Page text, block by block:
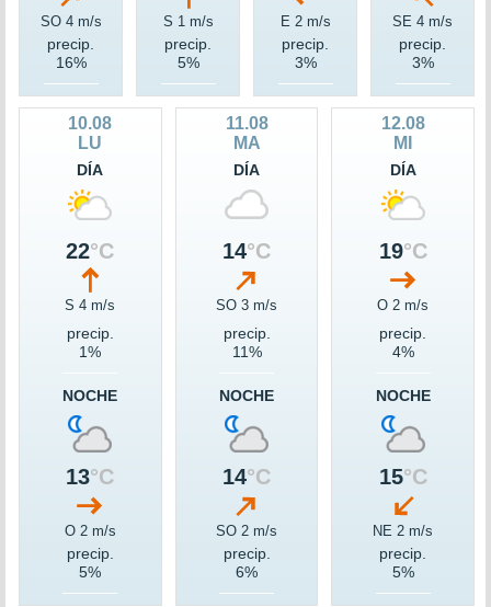
SO 4 m/s
precip.
16%
S 1 m/s
precip.
5%
E 2 m/s
precip.
3%
SE 4 m/s
precip.
3%
10.08
LU
DÍA
22°C
S 4 m/s
precip.
1%
NOCHE
13°C
O 2 m/s
precip.
5%
11.08
MA
DÍA
14°C
SO 3 m/s
precip.
11%
NOCHE
14°C
SO 2 m/s
precip.
6%
12.08
MI
DÍA
19°C
O 2 m/s
precip.
4%
NOCHE
15°C
NE 2 m/s
precip.
5%